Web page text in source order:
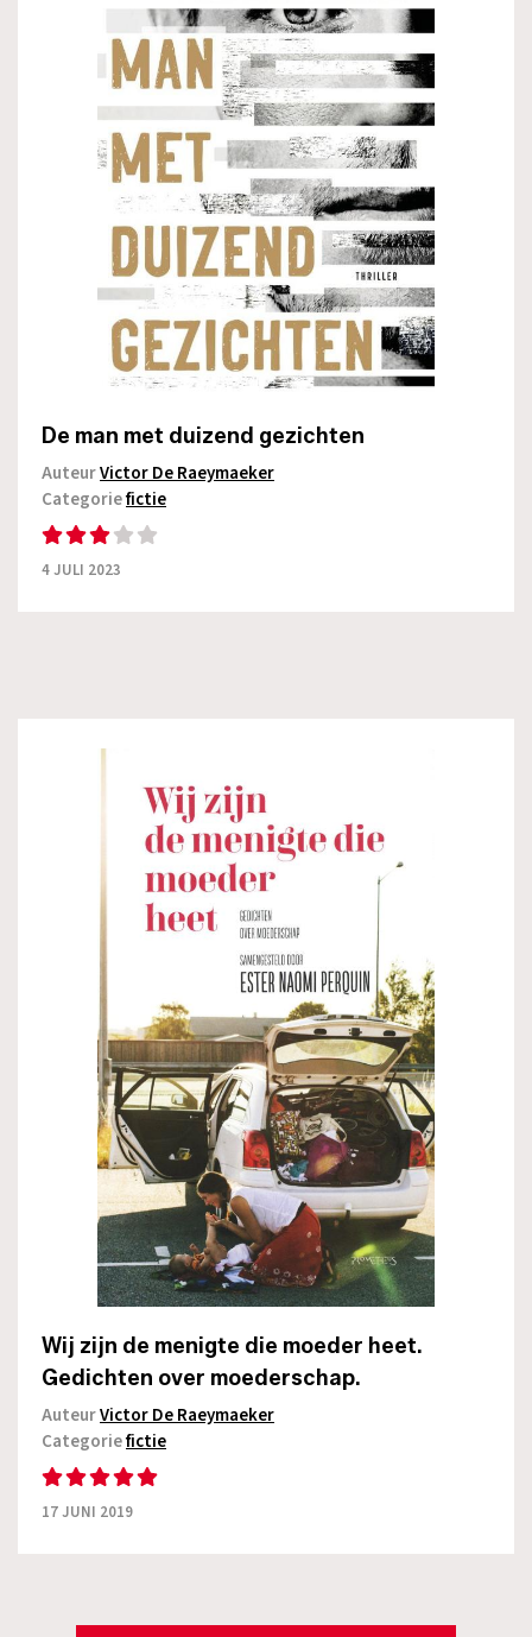
De man met duizend gezichten
AuteurVictor De Raeymaeker
Categoriefictie
4 JULI 2023
Wij zijn de menigte die moeder heet.
Gedichten over moederschap.
AuteurVictor De Raeymaeker
Categoriefictie
17 JUNI 2019